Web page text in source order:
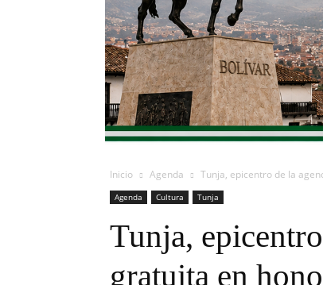
Inicio Agenda Tunja, epicentro de la
Agenda Cultura Tunja
Tunja,
gratuita en